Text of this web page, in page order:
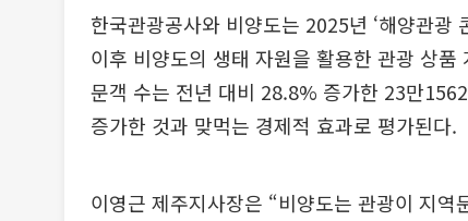
한국관광공사와 비양도는 2025년 ‘해양관광
이후 비양도의 생태 자원을 활용한 관광 상
문객 수는 전년 대비 28.8% 증가한 23만
증가한 것과 맞먹는 경제적 효과로 평가된다.
이영근 제주지사장은 “비양도는 관광이 지